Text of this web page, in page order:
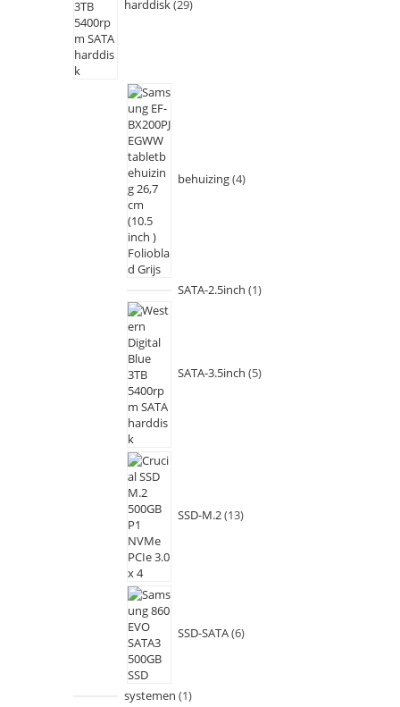
harddisk 29
behuizing 4
SATA-2.5inch 1
SATA-3.5inch 5
SSD-M.2 13
SSD-SATA 6
systemen 1